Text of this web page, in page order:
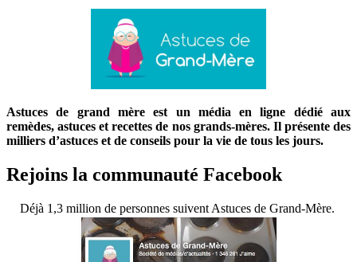
Astuces de grand mère est un média en ligne dédié aux
remèdes, astuces et recettes de nos grands-mères. Il présente des
milliers d’astuces et de conseils pour la vie de tous les jours.
Rejoins la communauté Facebook
Déjà 1,3 million de personnes suivent Astuces de Grand-Mère.